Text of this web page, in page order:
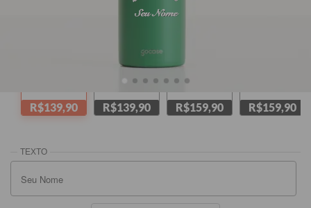
Seu Nome
Seu Nome
R$139,90
Amarela
R$139,90
Preta
R$159,90 R$159,90